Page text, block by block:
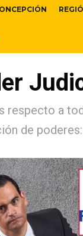
respecto a
de